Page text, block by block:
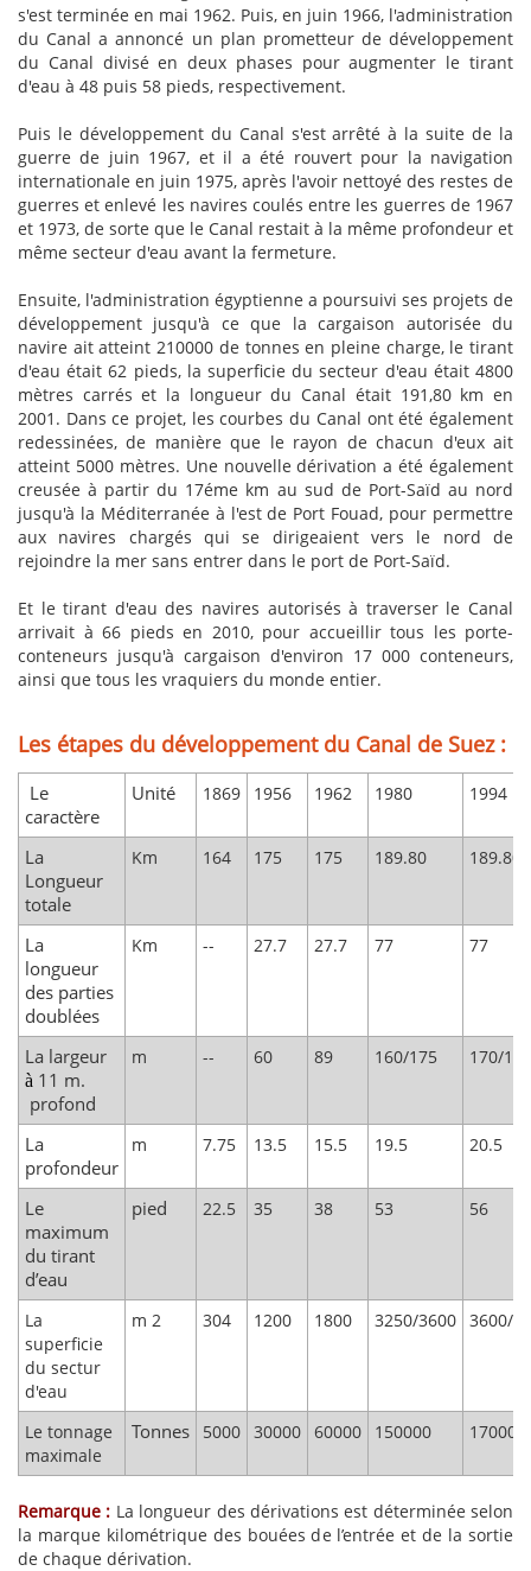
s'est terminée en mai 1962. Puis, en juin 1966, l'administration
du Canal a annoncé un plan prometteur de développement
du Canal divisé en deux phases pour augmenter le tirant
d'eau à 48 puis 58 pieds, respectivement.
Puis le développement du Canal s'est arrêté à la suite de la
guerre de juin 1967, et il a été rouvert pour la navigation
internationale en juin 1975, après l'avoir nettoyé des restes de
guerres et enlevé les navires coulés entre les guerres de 1967
et 1973, de sorte que le Canal restait à la même profondeur et
même secteur d'eau avant la fermeture.
Ensuite, l'administration égyptienne a poursuivi ses projets de
développement jusqu'à ce que la cargaison autorisée du
navire ait atteint 210000 de tonnes en pleine charge, le tirant
d'eau était 62 pieds, la superficie du secteur d'eau était 4800
mètres carrés et la longueur du Canal était 191,80 km en
2001. Dans ce projet, les courbes du Canal ont été également
redessinées, de manière que le rayon de chacun d'eux ait
atteint 5000 mètres. Une nouvelle dérivation a été également
creusée à partir du 17éme km au sud de Port-Saïd au nord
jusqu'à la Méditerranée à l'est de Port Fouad, pour permettre
aux navires chargés qui se dirigeaient vers le nord de
rejoindre la mer sans entrer dans le port de Port-Saïd.
Et le tirant d'eau des navires autorisés à traverser le Canal
arrivait à 66 pieds en 2010, pour accueillir tous les porte-
conteneurs jusqu'à cargaison d'environ 17 000 conteneurs,
ainsi que tous les vraquiers du monde entier.
Les étapes du développement du Canal de Suez :
Le
caractère
Unité 1869 1956 1962 1980 1994
La
Longueur
totale
Km 164 175 175 189.80 189.80
La
longueur
des parties
doublées
Km -- 27.7 27.7 77 77
La largeur
à 11 m.
profond
m -- 60 89 160/175 170/190
La
profondeur
m 7.75 13.5 15.5 19.5 20.5
Le
maximum
du tirant
d’eau
pied 22.5 35 38 53 56
La
superficie
du sectur
d'eau
m 2 304 1200 1800 3250/3600 3600/
Le tonnage
maximale
Tonnes 5000 30000 60000 150000 170000
Remarque : La longueur des dérivations est déterminée selon
la marque kilométrique des bouées de l’entrée et de la sortie
de chaque dérivation.